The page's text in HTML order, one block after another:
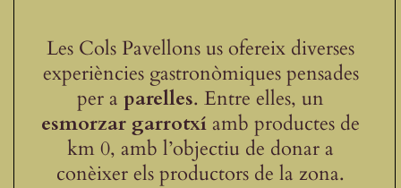
Les Cols Pavellons us ofereix diverses
experiències gastronòmiques pensades
per a parelles. Entre elles, un
esmorzar garrotxí amb productes de
km 0, amb l’objectiu de donar a
conèixer els productors de la zona.